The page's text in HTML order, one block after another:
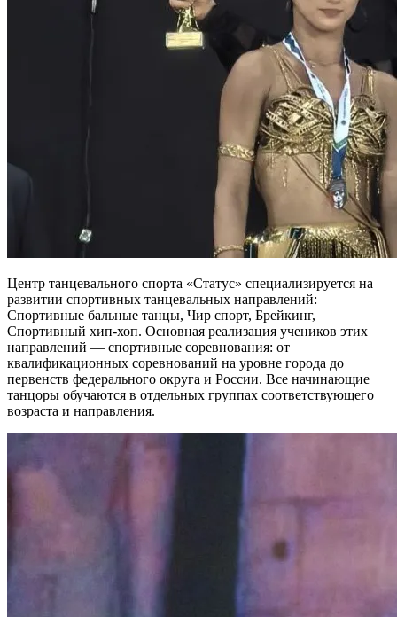
Центр танцевального спорта «Статус» специализируется на
развитии спортивных танцевальных направлений:
Спортивные бальные танцы, Чир спорт, Брейкинг,
Спортивный хип-хоп. Основная реализация учеников этих
направлений — спортивные соревнования: от
квалификационных соревнований на уровне города до
первенств федерального округа и России. Все начинающие
танцоры обучаются в отдельных группах соответствующего
возраста и направления.